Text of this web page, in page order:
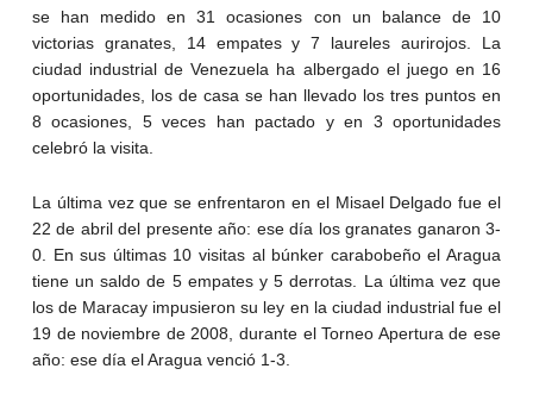
se han medido en 31 ocasiones con un balance de 10
victorias granates, 14 empates y 7 laureles aurirojos. La
ciudad industrial de Venezuela ha albergado el juego en 16
oportunidades, los de casa se han llevado los tres puntos en
8 ocasiones, 5 veces han pactado y en 3 oportunidades
celebró la visita.
La última vez que se enfrentaron en el Misael Delgado fue el
22 de abril del presente año: ese día los granates ganaron 3-
0. En sus últimas 10 visitas al búnker carabobeño el Aragua
tiene un saldo de 5 empates y 5 derrotas. La última vez que
los de Maracay impusieron su ley en la ciudad industrial fue el
19 de noviembre de 2008, durante el Torneo Apertura de ese
año: ese día el Aragua venció 1-3.